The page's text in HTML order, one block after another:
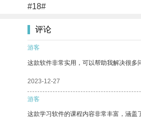
#18#
评论
游客
这款软件非常实用，可以帮助我解决很多
2023-12-27
游客
这款学习软件的课程内容非常丰富，涵盖